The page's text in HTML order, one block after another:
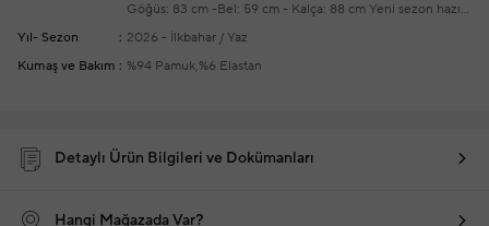
Göğüs: 83 cm -Bel: 59 cm - Kalça: 88 cm Yeni sezon hazır
Yıl- Sezon
2026 - İlkbahar / Yaz
Kumaş ve Bakım
%94 Pamuk,%6 Elastan
Detaylı Ürün Bilgileri ve Dokümanları
Hangi Mağazada Var?